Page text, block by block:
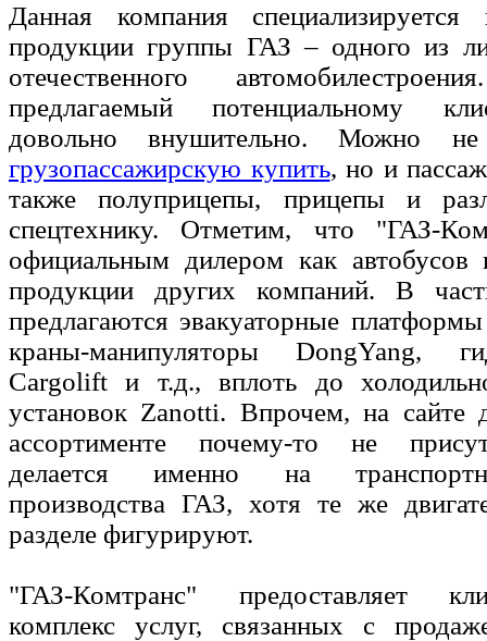
Данная компания
продукции группы ГАЗ – одного из
отечественного
предлагаемый потенциальному
довольно внушительно. Можно
грузопассажирскую купить, но и
также полуприцепы, прицепы и
спецтехнику. Отметим, что "ГАЗ-
официальным дилером как
продукции других компаний. В
предлагаются эвакуаторные
краны-манипуляторы DongYang,
Cargolift и т.д., вплоть до
установок Zanotti. Впрочем, на сайте
ассортименте почему-то не
делается именно на
производства ГАЗ, хотя те же
разделе фигурируют.
"ГАЗ-Комтранс" предоставляет
комплекс услуг, связанных с